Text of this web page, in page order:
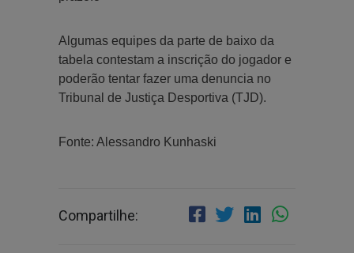
Algumas equipes da parte de baixo da
tabela contestam a inscrição do jogador e
poderão tentar fazer uma denuncia no
Tribunal de Justiça Desportiva (TJD).
Fonte: Alessandro Kunhaski
Compartilhe: